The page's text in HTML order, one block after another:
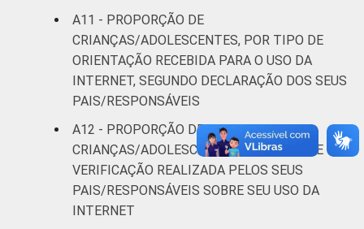
A11 - PROPORÇÃO DE
CRIANÇAS/ADOLESCENTES, POR TIPO DE
ORIENTAÇÃO RECEBIDA PARA O USO DA
INTERNET, SEGUNDO DECLARAÇÃO DOS SEUS
PAIS/RESPONSÁVEIS
A12 - PROPORÇÃO DE
CRIANÇAS/ADOLESCENTES, POR TIPO DE
VERIFICAÇÃO REALIZADA PELOS SEUS
PAIS/RESPONSÁVEIS SOBRE SEU USO DA
INTERNET